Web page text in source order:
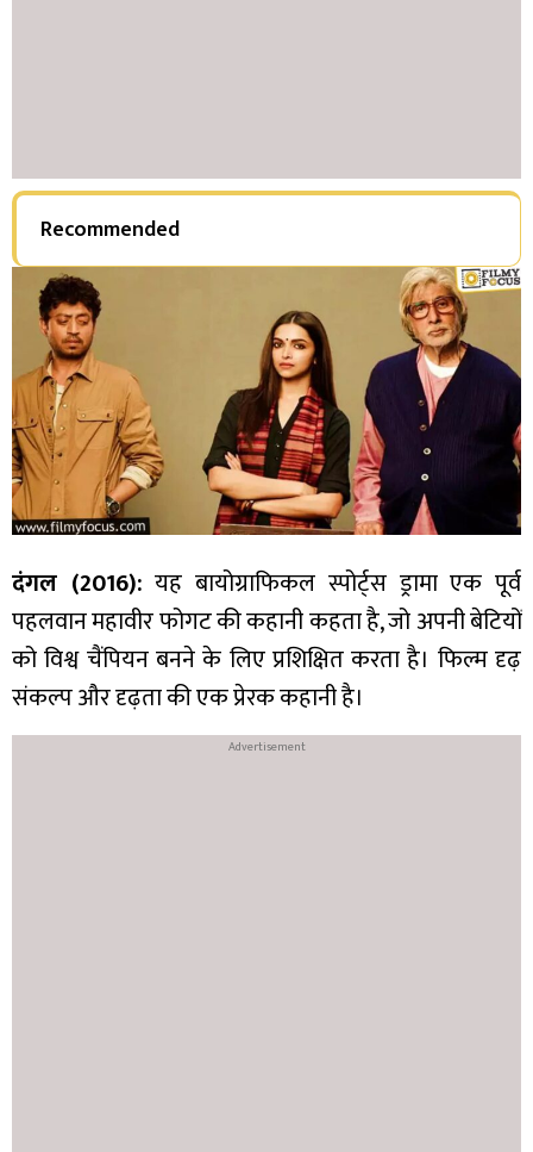
Recommended
दंगल (2016): यह बायोग्राफिकल स्पोर्ट्स ड्रामा एक पूर्व
पहलवान महावीर फोगट की कहानी कहता है, जो अपनी बेटियों
को विश्व चैंपियन बनने के लिए प्रशिक्षित करता है। फिल्म दृढ़
संकल्प और दृढ़ता की एक प्रेरक कहानी है।